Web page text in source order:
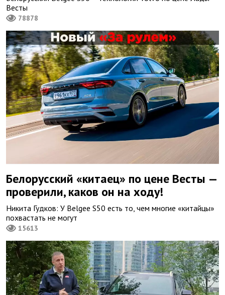
Весты
78878
Белорусский «китаец» по цене Весты —
проверили, каков он на ходу!
Никита Гудков: У Belgee S50 есть то, чем многие «китайцы»
похвастать не могут
15613